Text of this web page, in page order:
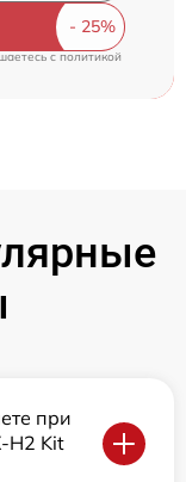
c политикой
при
H2 Kit